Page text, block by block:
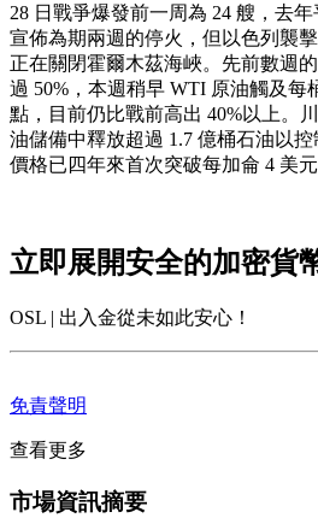
28 日戰爭爆發前一周為 24 艘，去
宣佈為期兩週的停火，但以色列襲
正在關閉霍爾木茲海峽。先前數週
過 50%，本週稍早 WTI 原油觸及每
點，目前仍比戰前高出 40%以上。
油儲備中釋放超過 1.7 億桶石油以
價格已四年來首次突破每加侖 4 美元
立即展開安全的加密貨
OSL | 出入金從未如此安心！
免責聲明
查看更多
市場資訊摘要